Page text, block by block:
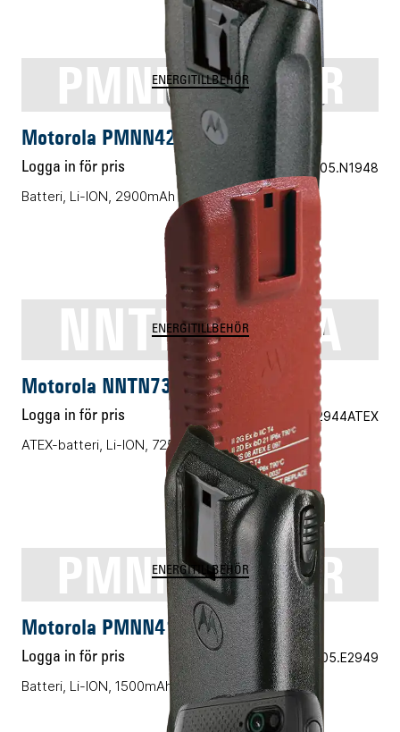
PMNN4258AR
ENERGITILLBEHÖR
Motorola PMNN4258AR
Logga in för pris Vårt art.nr 05.N1948
Batteri, Li-ION, 2900mAh
NNTN7383A
ENERGITILLBEHÖR
Motorola NNTN7383A
Logga in för pris Vårt art.nr 05.M2944ATEX
ATEX-batteri, Li-ION, 725mAh
PMNN4158AR
ENERGITILLBEHÖR
Motorola PMNN4158AR
Logga in för pris Vårt art.nr 05.E2949
Batteri, Li-ION, 1500mAh